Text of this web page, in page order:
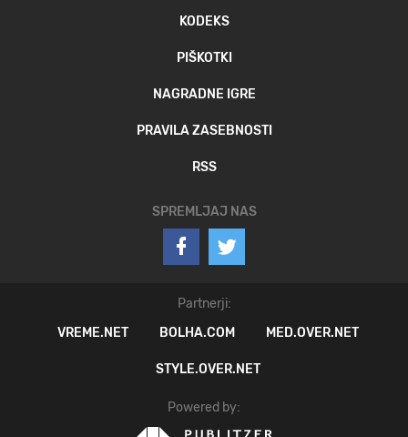
KODEKS
PIŠKOTKI
NAGRADNE IGRE
PRAVILA ZASEBNOSTI
RSS
SPREMLJAJ NAS
Partnerji:
VREME.NET
BOLHA.COM MED.OVER.NET
STYLE.OVER.NET
Powered by: